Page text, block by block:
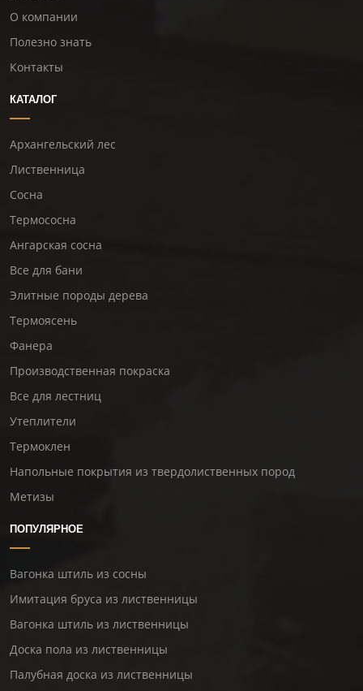
О компании
Полезно знать
Контакты
КАТАЛОГ
Архангельский лес
Лиственница
Сосна
Термососна
Ангарская сосна
Все для бани
Элитные породы дерева
Термоясень
Фанера
Производственная покраска
Все для лестниц
Утеплители
Термоклен
Напольные покрытия из твердолиственных пород
Метизы
ПОПУЛЯРНОЕ
Вагонка штиль из сосны
Имитация бруса из лиственницы
Вагонка штиль из лиственницы
Доска пола из лиственницы
Палубная доска из лиственницы